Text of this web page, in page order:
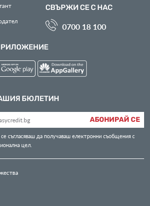
СВЪРЖИ СЕ С НАС
0700 18 100
БЮЛЕТИН
АБОНИРАЙ СЕ
съгласяваш да получаваш електронни съобщения с
цел.